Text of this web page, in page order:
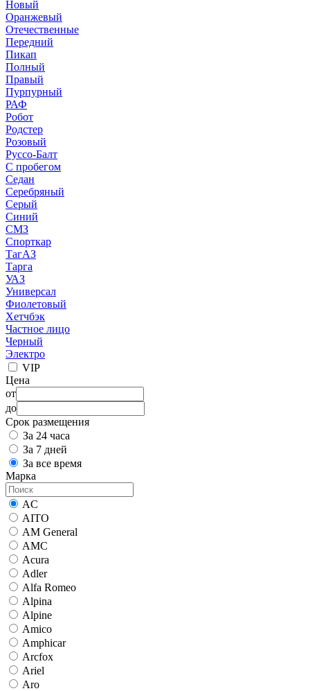
Новый
Оранжевый
Отечественные
Передний
Пикап
Полный
Правый
Пурпурный
РАФ
Робот
Родстер
Розовый
Руссо-Балт
С пробегом
Седан
Серебряный
Серый
Синий
СМЗ
Спорткар
ТагАЗ
Тарга
УАЗ
Универсал
Фиолетовый
Хетчбэк
Частное лицо
Черный
Электро
VIP
Цена
от
до
Срок размещения
За 24 часа
За 7 дней
За все время
Марка
AC
AITO
AM General
AMC
Acura
Adler
Alfa Romeo
Alpina
Alpine
Amico
Amphicar
Arcfox
Ariel
Aro